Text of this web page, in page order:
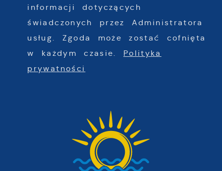
informacji dotyczących
świadczonych przez Administratora
usług. Zgoda może zostać cofnięta
w każdym czasie. Polityka
prywatności